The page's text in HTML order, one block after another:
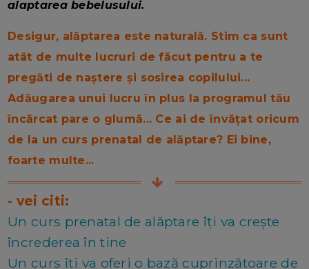
alaptarea bebelusului.
Desigur, alăptarea este naturală. Stim ca sunt
atât de multe lucruri de făcut pentru a te
pregăti de naștere și sosirea copilului...
Adăugarea unui lucru în plus la programul tău
încărcat pare o glumă... Ce ai de învățat oricum
de la un curs prenatal de alăptare? Ei bine,
foarte multe...
- vei citi:
Un curs prenatal de alăptare îți va crește
încrederea în tine
Un curs îți va oferi o bază cuprinzătoare de